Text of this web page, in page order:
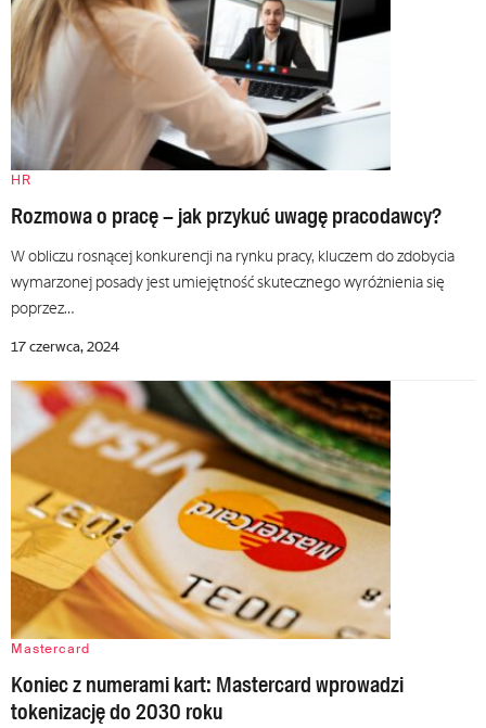
HR
Rozmowa o pracę – jak przykuć uwagę pracodawcy?
W obliczu rosnącej konkurencji na rynku pracy, kluczem do zdobycia
wymarzonej posady jest umiejętność skutecznego wyróżnienia się
poprzez…
17 czerwca, 2024
Mastercard
Koniec z numerami kart: Mastercard wprowadzi
tokenizację do 2030 roku